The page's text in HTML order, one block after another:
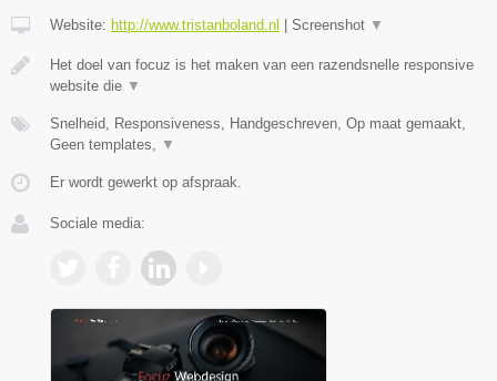
Website: http://www.tristanboland.nl Screenshot ▼
Het doel van focuz is het maken van een razendsnelle responsive
website die ▼
Snelheid, Responsiveness, Handgeschreven, Op maat gemaakt,
Geen templates, ▼
Er wordt gewerkt op afspraak.
Sociale media: